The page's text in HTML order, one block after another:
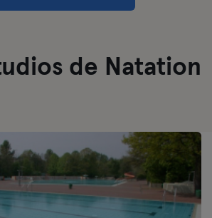
de Natation